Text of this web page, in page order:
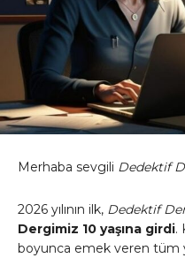
Merhaba sevgili Dedektif
2026 yılının ilk, Dedektif
Dergimiz 10 yaşına girdi.
boyunca emek veren tüm